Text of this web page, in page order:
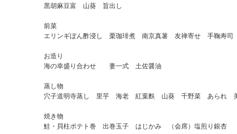
黒胡麻豆富 山葵 旨出し
前菜
エリンギぽん酢浸し 栗珈琲煮 南京真薯 友禅寄せ 手鞠寿司
お造り
海の幸盛り合わせ 妻一式 土佐醤油
蒸し物
穴子道明寺蒸し 里芋 海老 紅葉麩 山葵 千野菜 あられ
焼き物
鮭・貝柱ポテト巻 出巻玉子 はじかみ （会席）塩煎り銀杏